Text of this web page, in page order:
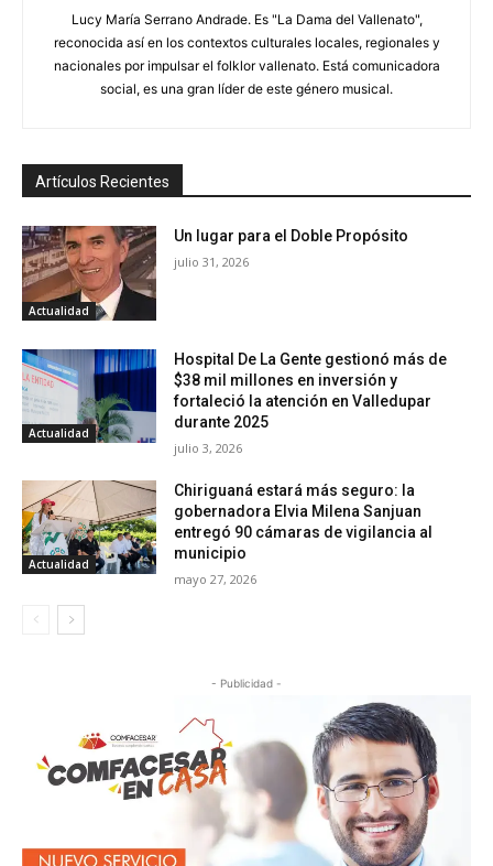
Lucy María Serrano Andrade. Es "La Dama del Vallenato",
reconocida así en los contextos culturales locales, regionales y
nacionales por impulsar el folklor vallenato. Está comunicadora
social, es una gran líder de este género musical.
Artículos Recientes
Actualidad
Un lugar para el Doble Propósito
julio 31, 2026
Actualidad
Hospital De La Gente gestionó más de
$38 mil millones en inversión y
fortaleció la atención en Valledupar
durante 2025
julio 3, 2026
Actualidad
Chiriguaná estará más seguro: la
gobernadora Elvia Milena Sanjuan
entregó 90 cámaras de vigilancia al
municipio
mayo 27, 2026
- Publicidad -